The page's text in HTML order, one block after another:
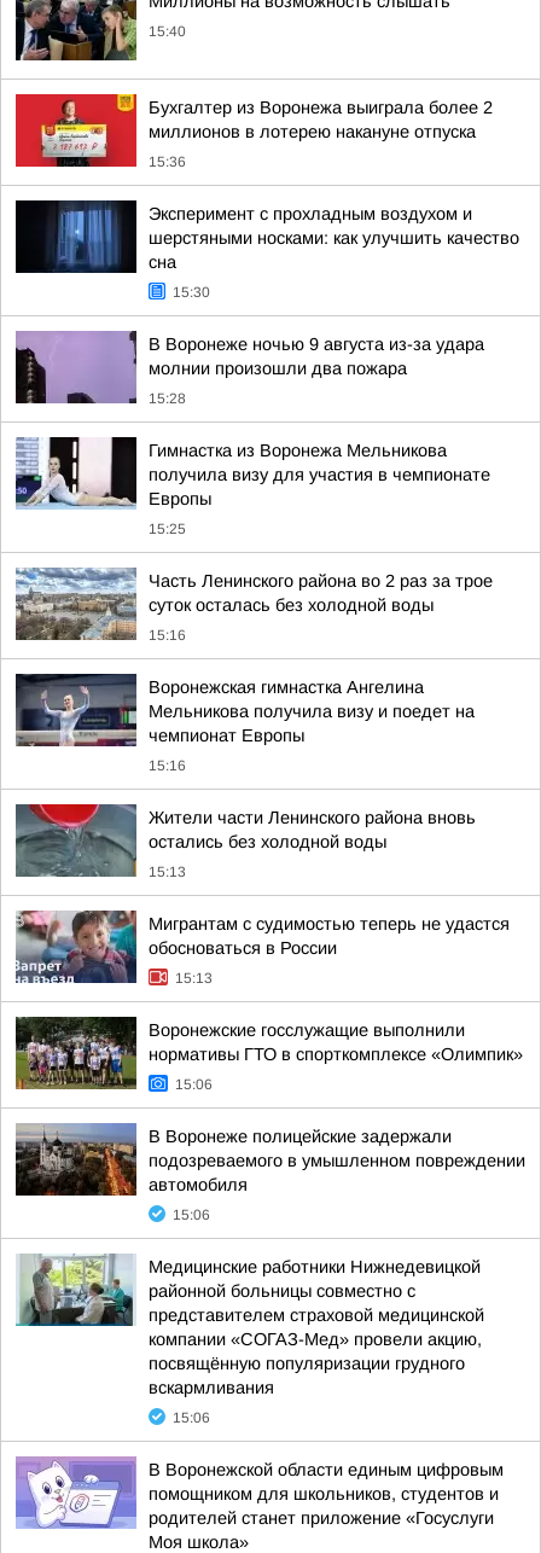
15:40
Бухгалтер из Воронежа выиграла более 2
миллионов в лотерею накануне отпуска
15:36
Эксперимент с прохладным воздухом и
шерстяными носками: как улучшить качество
сна
15:30
В Воронеже ночью 9 августа из-за удара
молнии произошли два пожара
15:28
Гимнастка из Воронежа Мельникова
получила визу для участия в чемпионате
Европы
15:25
Часть Ленинского района во 2 раз за трое
суток осталась без холодной воды
15:16
Воронежская гимнастка Ангелина
Мельникова получила визу и поедет на
чемпионат Европы
15:16
Жители части Ленинского района вновь
остались без холодной воды
15:13
Мигрантам с судимостью теперь не удастся
обосноваться в России
15:13
Воронежские госслужащие выполнили
нормативы ГТО в спорткомплексе «Олимпик»
15:06
В Воронеже полицейские задержали
подозреваемого в умышленном повреждении
автомобиля
15:06
Медицинские работники Нижнедевицкой
районной больницы совместно с
представителем страховой медицинской
компании «СОГАЗ-Мед» провели акцию,
посвящённую популяризации грудного
вскармливания
15:06
В Воронежской области единым цифровым
помощником для школьников, студентов и
родителей станет приложение «Госуслуги
Моя школа»